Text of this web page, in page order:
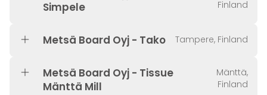
Simpele
Finland
Metsä Board Oyj - Tako Tampere, Finland
Metsä Board Oyj - Tissue
Mänttä Mill
Mänttä,
Finland